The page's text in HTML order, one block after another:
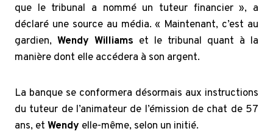
que le tribunal a nommé un tuteur financier », a
déclaré une source au média. « Maintenant, c’est au
gardien, Wendy Williams et le tribunal quant à la
manière dont elle accédera à son argent.
La banque se conformera désormais aux instructions
du tuteur de l’animateur de l’émission de chat de 57
ans, et Wendy elle-même, selon un initié.